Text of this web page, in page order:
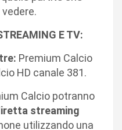
E TV:
Premium Calcio
HD canale 381.
Calcio potranno
streaming
utilizzando una